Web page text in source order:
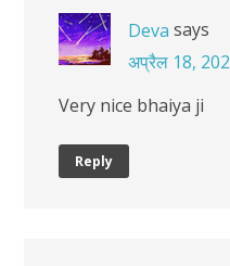
Deva says
अप्रैल 18,
Very nice bhaiya ji
Reply